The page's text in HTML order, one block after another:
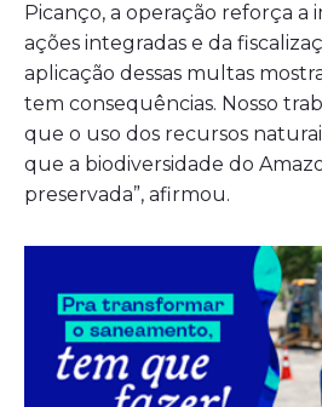
Picanço, a operação reforça a
ações integradas e da
aplicação dessas multas
tem consequências. Nosso
que o uso dos recursos
que a biodiversidade do
preservada”, afirmou.